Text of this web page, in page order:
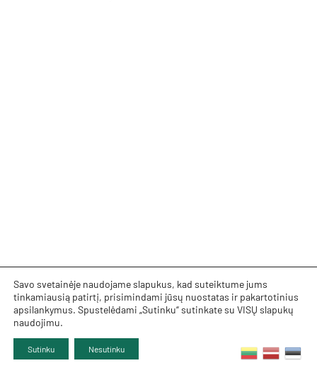
Savo svetainėje naudojame slapukus, kad suteiktume jums
tinkamiausią patirtį, prisimindami jūsų nuostatas ir pakartotinius
apsilankymus. Spustelėdami „Sutinku“ sutinkate su VISŲ slapukų
naudojimu.
Sutinku Nesutinku